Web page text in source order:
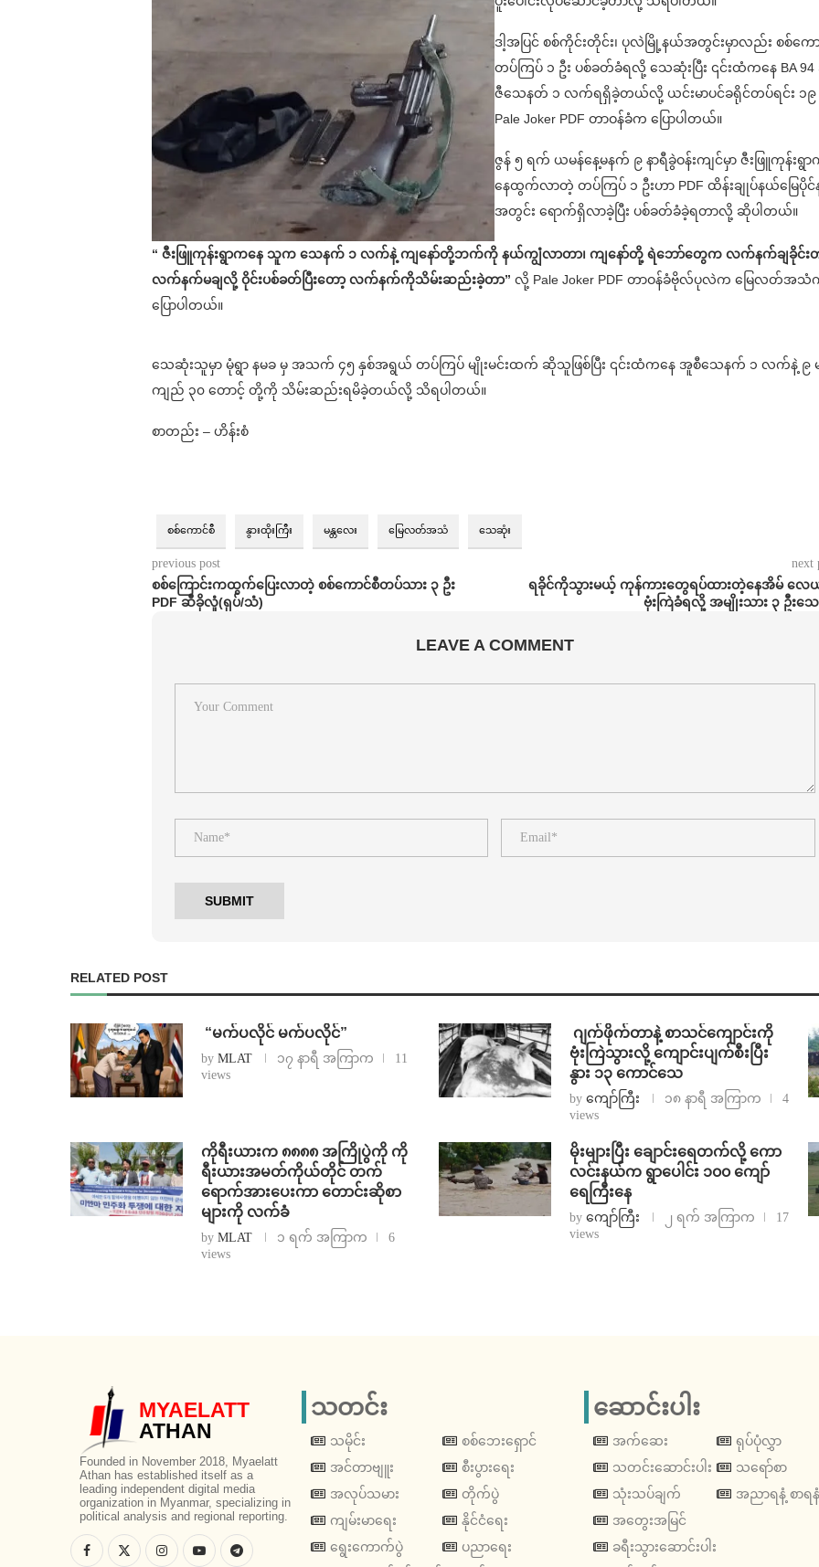
ဒါ့အပြင် စစ်ကိုင်းတိုင်း၊ ပုလဲမြို့နယ်အတွင်းမှာလည်း စစ်ကေ
တပ်ကြပ် ၁ ဦး ပစ်ခတ်ခံရလို့ သေဆုံးပြီး ၎င်းထံကနေ BA
ဇီသေနတ် ၁ လက်ရရှိခဲ့တယ်လို့ ယင်းမာပင်ခရိုင်တပ်ရင်း ၁၉
Pale Joker PDF တာဝန်ခံက ပြောပါတယ်။
ဇွန် ၅ ရက် ယမန်နေ့မနက် ၉ နာရီခွဲဝန်းကျင်မှာ ဇီးဖြူကုန်းရွ
နေထွက်လာတဲ့ တပ်ကြပ် ၁ ဦးဟာ PDF ထိန်းချုပ်နယ်မြေပို
အတွင်း ရောက်ရှိလာခဲ့ပြီး ပစ်ခတ်ခံခဲ့ရတာလို့ ဆိုပါတယ်။
“ ဇီးဖြူကုန်းရွာကနေ သူက သေနက် ၁ လက်နဲ့ ကျနော်တို့ဘက်ကို နယ်ကျွံလာတာ၊ ကျနော်တို့ ရဲဘော်တွေက လက်နက်ချခိုင်း
လက်နက်မချလို့ ဝိုင်းပစ်ခတ်ပြီးတော့ လက်နက်ကိုသိမ်းဆည်းခဲ့တာ” လို့ Pale Joker PDF တာဝန်ခံဗိုလ်ပုလဲက မြေလတ်အသံ
ပြောပါတယ်။
သေဆုံးသူမှာ မုံရွာ နမခ မှ အသက် ၄၅ နှစ်အရွယ် တပ်ကြပ် မျိုးမင်းထက် ဆိုသူဖြစ်ပြီး ၎င်းထံကနေ အူစီသေနက် ၁ လက်နဲ့ ၉
ကျည် ၃၀ တောင့် တို့ကို သိမ်းဆည်းရမိခဲ့တယ်လို့ သိရပါတယ်။
စာတည်း – ဟိန်းစံ
စစ်ကောင်စီ နွားထိုးကြီး မန္တလေး မြေလတ်အသံ သေဆုံး
previous post
စစ်ကြောင်းကထွက်ပြေးလာတဲ့ စစ်ကောင်စီတပ်သား ၃ ဦး
PDF ဆီခိုလှုံ(ရုပ်/သံ)
next
ရခိုင်ကိုသွားမယ့် ကုန်ကားတွေရပ်ထားတဲ့နေအိမ် လေ
ဗုံးကြဲခံရလို့ အမျိုးသား ၃ ဦးသ
LEAVE A COMMENT
RELATED POST
⁨ ⁨“မက်ပလိုင် မက်ပလိုင်”
by MLAT ၁၇ နာရီ အကြာက
11
views
⁨⁩ ⁨ဂျက်ဖိုက်တာနဲ့ စာသင်ကျောင်းကို
ဗုံးကြဲသွားလို့ ကျောင်းပျက်စီးပြီး
နွား ၁၃ ကောင်သေ
by ကျော်ကြီး ၁၈ နာရီ အကြာက
4
views
ကိုရီးယားက ၈၈၈၈ အကြိုပွဲကို ကို
ရီးယားအမတ်ကိုယ်တိုင် တက်
ရောက်အားပေးကာ တောင်းဆိုစာ
များကို လက်ခံ
by MLAT ၁ ရက် အကြာက
6
views
⁨မိုးများပြီး ချောင်းရေတက်လို့ ကော
လင်းနယ်က ရွာပေါင်း ၁၀၀ ကျော်
ရေကြီးနေ
by ကျော်ကြီး ၂ ရက် အကြာက
17
views
MYAELATT
ATHAN
Founded in November 2018, Myaelatt
Athan has established itself as a
leading independent digital media
organization in Myanmar, specializing in
political analysis and regional reporting.
သတင်း
သမိုင်း
အင်တာဗျူး
အလုပ်သမား
ကျမ်းမာရေး
ရွေးကောက်ပွဲ
စစ်ဘေးရှောင်
စီးပွားရေး
တိုက်ပွဲ
နိုင်ငံရေး
ပညာရေး
ဆောင်းပါး
အက်ဆေး
သတင်းဆောင်းပါး
သုံးသပ်ချက်
အတွေးအမြင်
ခရီးသွားဆောင်းပါး
ရုပ်ပုံလွှာ
သရော်စာ
အညာရနံ့ စာရနံ့